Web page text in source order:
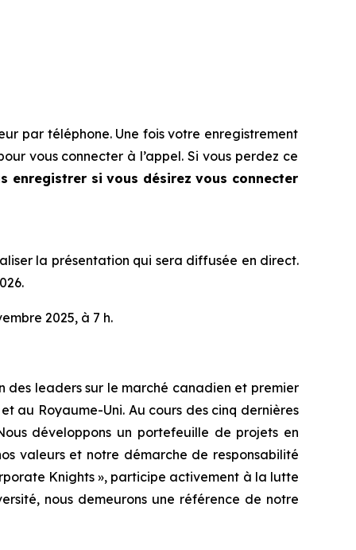
par téléphone. Une fois votre enregistrement
vous connecter à l’appel. Si vous perdez ce
enregistrer si vous désirez vous connecter
la présentation qui sera diffusée en direct.
2025, à 7 h.
des leaders sur le marché canadien et premier
au Royaume-Uni. Au cours des cinq dernières
développons un portefeuille de projets en
valeurs et notre démarche de responsabilité
Knights », participe activement à la lutte
nous demeurons une référence de notre